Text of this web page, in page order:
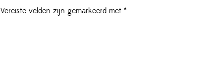
Vereiste velden zijn gemarkeerd met *